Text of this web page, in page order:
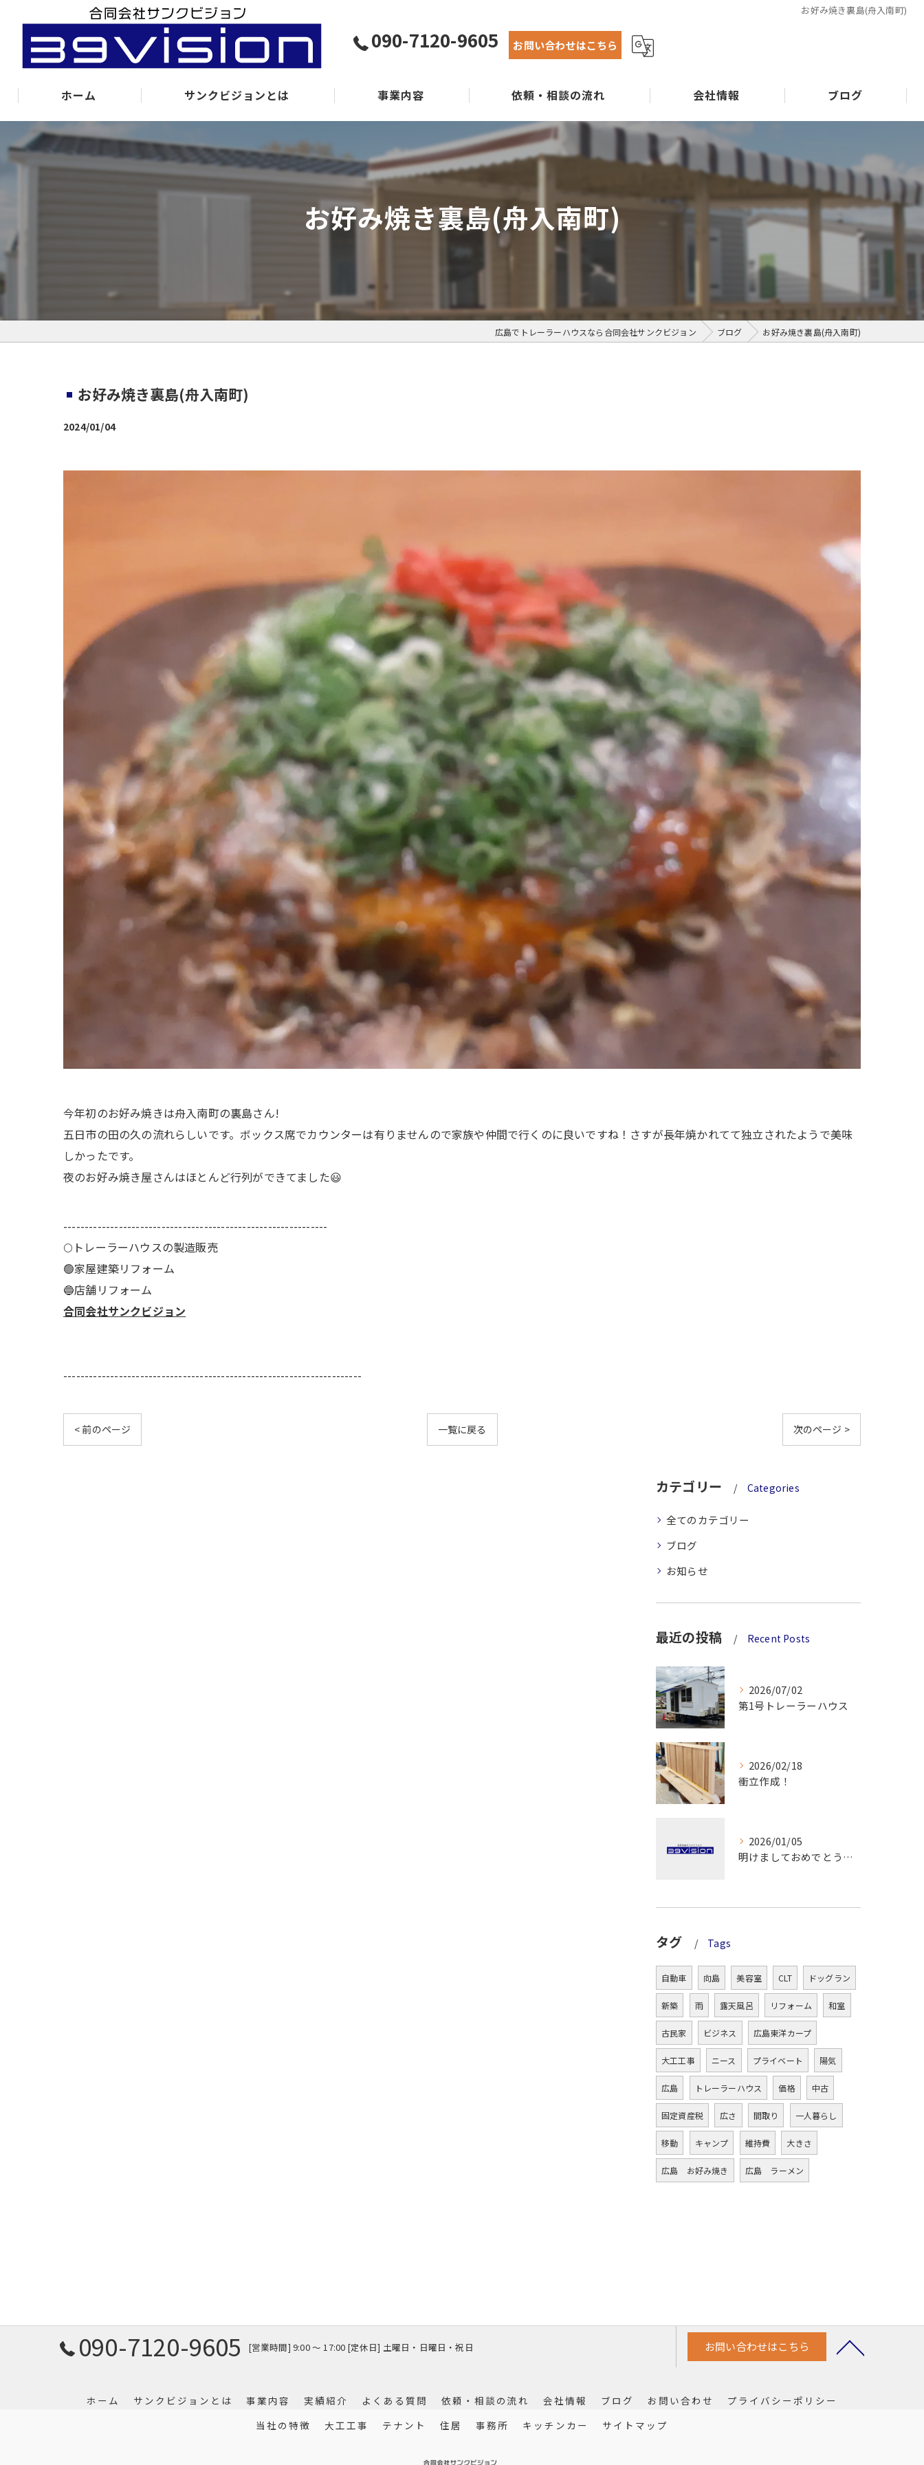
お好み焼き裏島(舟入南町)
090-7120-9605 お問い合わせはこちら
ホーム サンクビジョンとは 事業内容
よくある質問
依頼・相談の流れ 会社情報 ブログ
お好み焼き裏島(舟入南町)
広島でトレーラーハウスなら合同会社サンクビジョン ブログ お好み焼き裏島(舟入南町)
お好み焼き裏島(舟入南町)
2024/01/04
今年初のお好み焼きは舟入南町の裏島さん!
五日市の田の久の流れらしいです。ボックス席でカウンターは有りませんので家族や仲間で行くのに良いですね！さすが長年焼かれてて独立されたようで美味
しかったです。
夜のお好み焼き屋さんはほとんど行列ができてました😃
--------------------------------------------------------------
🌕️トレーラーハウスの製造販売
🟢家屋建築リフォーム
🔵店舗リフォーム
合同会社サンクビジョン
----------------------------------------------------------------------
< 前のページ 一覧に戻る 次のページ >
カテゴリー Categories
全てのカテゴリー
ブログ
お知らせ
最近の投稿 Recent Posts
2026/07/02
第1号トレーラーハウス
2026/02/18
衝立作成！
2026/01/05
明けましておめでとうございます！
タグ Tags
自動車 向島 美容室 CLT ドッグラン
新築 雨 露天風呂 リフォーム 和室
古民家 ビジネス 広島東洋カープ
大工工事 ニース プライベート 陽気
広島 トレーラーハウス 価格 中古
固定資産税 広さ 間取り 一人暮らし
移動 キャンプ 維持費 大きさ
広島 お好み焼き 広島 ラーメン
090-7120-9605 [営業時間] 9:00 〜 17:00 [定休日] 土曜日・日曜日・祝日 お問い合わせはこちら
ホーム サンクビジョンとは 事業内容 実績紹介 よくある質問 依頼・相談の流れ 会社情報 ブログ お問い合わせ
プライバシーポリシー
当社の特徴
大工工事 テナント 住居 事務所 キッチンカー サイトマップ